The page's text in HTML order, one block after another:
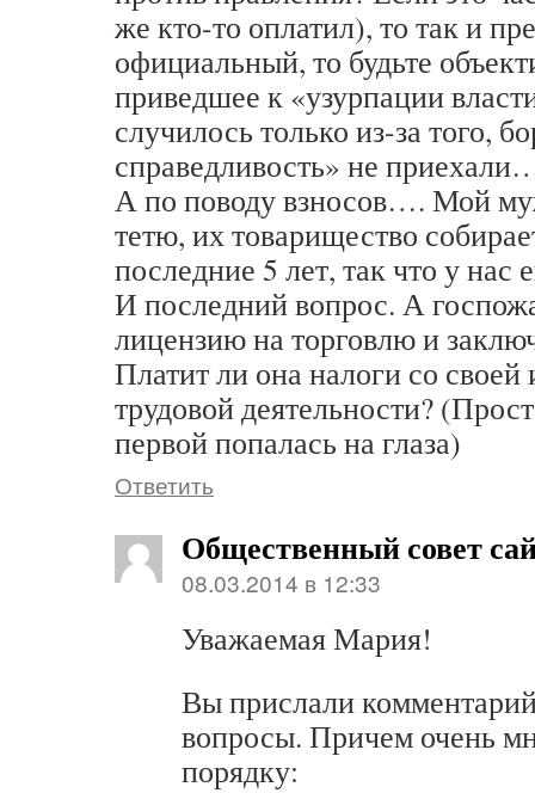
же кто-то оплатил), то так и
официальный, то будьте
приведшее к «узурпации
случилось только из-за того,
справедливость» не
А по поводу взносов…. Мой
тетю, их товарищество
последние 5 лет, так что у нас
И последний вопрос. А
лицензию на торговлю и
Платит ли она налоги со
трудовой деятельности?
первой попалась на глаза)
Ответить
Общественный совет
08.03.2014 в 12:33
Уважаемая Мария!
Вы прислали
вопросы. Причем очень
порядку: